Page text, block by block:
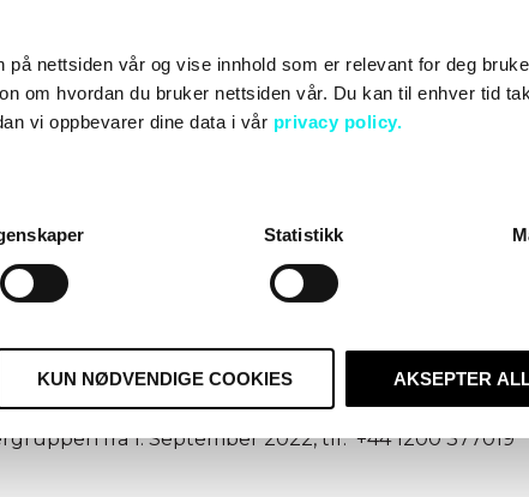
på nettsiden vår og vise innhold som er relevant for deg
om hvordan du bruker nettsiden vår. Du kan til enhver tid
vi oppbevarer dine data i vår privacy policy.
Statistikk
KUN NØDVENDIGE COOKIES AKSEPTER
som gir muligheten til å jobbe med veksten til
å stadig utvikle et HubSpot-byrå og min lidenskap for
passer meg perfekt. Som leder innen både
fra Sheffield Hallam University samt
kontakt:
0248
fra 1. September 2022, tlf. +44 1200 377019